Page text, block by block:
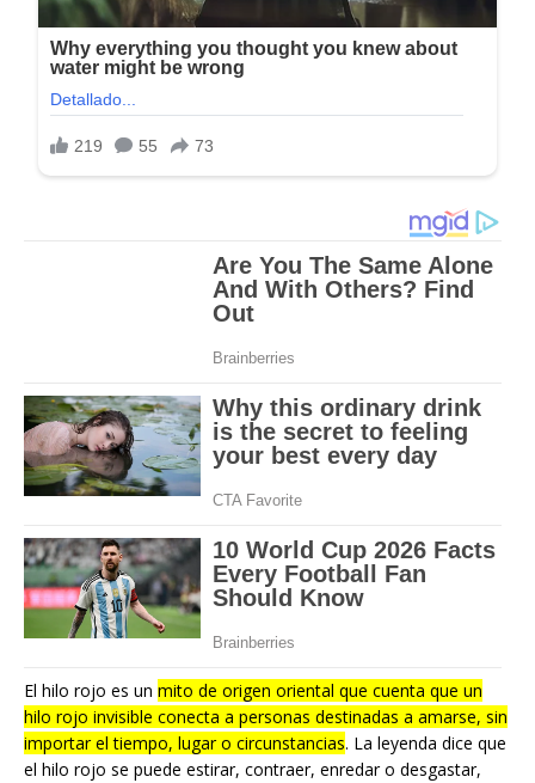
El hilo rojo es un mito de origen oriental que cuenta que un
hilo rojo invisible conecta a personas destinadas a amarse, sin
importar el tiempo, lugar o circunstancias. La leyenda dice que
el hilo rojo se puede estirar, contraer, enredar o desgastar,